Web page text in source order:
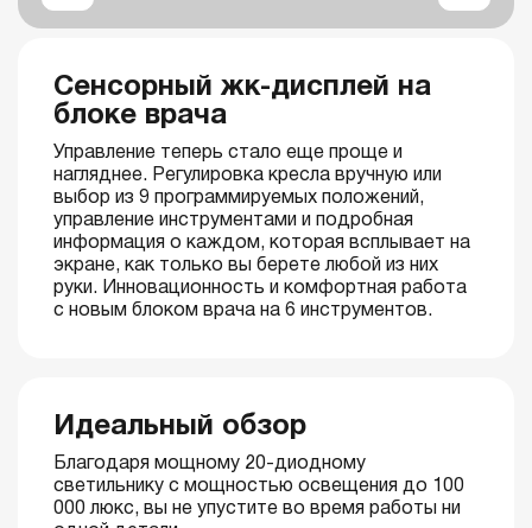
Сенсорный жк-дисплей на
блоке врача
Управление теперь стало еще проще и
нагляднее. Регулировка кресла вручную или
выбор из 9 программируемых положений,
управление инструментами и подробная
информация о каждом, которая всплывает на
экране, как только вы берете любой из них
руки. Инновационность и комфортная работа
с новым блоком врача на 6 инструментов.
Идеальный обзор
Благодаря мощному 20-диодному
светильнику с мощностью освещения до 100
000 люкс, вы не упустите во время работы ни